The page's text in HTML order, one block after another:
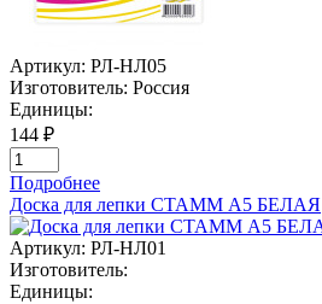
Артикул: РЛ-НЛ05
Изготовитель: Россия
Единицы:
144 ₽
Подробнее
Доска для лепки СТАММ А5 БЕЛАЯ
Артикул: РЛ-НЛ01
Изготовитель:
Единицы: